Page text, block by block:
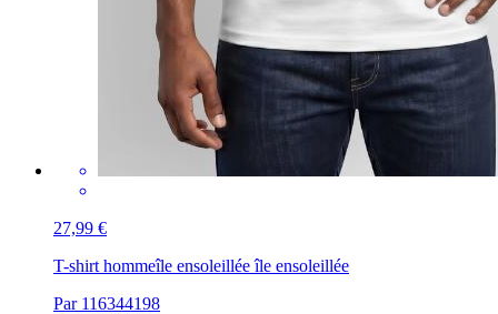
27,99 €
T-shirt hommeîle ensoleillée île ensoleillée
Par 116344198